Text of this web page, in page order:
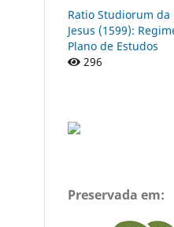
Ratio Studiorum
Jesus (1599):
Plano de Estudos
296
Preservada em: